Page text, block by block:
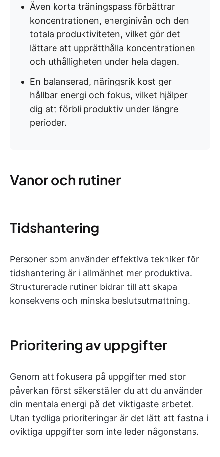
Även korta träningspass förbättrar
koncentrationen, energinivån och den
totala produktiviteten, vilket gör det
lättare att upprätthålla koncentrationen
och uthålligheten under hela dagen.
En balanserad, näringsrik kost ger
hållbar energi och fokus, vilket hjälper
dig att förbli produktiv under längre
perioder.
Vanor och rutiner
Tidshantering
Personer som använder effektiva tekniker för
tidshantering är i allmänhet mer produktiva.
Strukturerade rutiner bidrar till att skapa
konsekvens och minska beslutsutmattning.
Prioritering av uppgifter
Genom att fokusera på uppgifter med stor
påverkan först säkerställer du att du använder
din mentala energi på det viktigaste arbetet.
Utan tydliga prioriteringar är det lätt att fastna i
oviktiga uppgifter som inte leder någonstans.